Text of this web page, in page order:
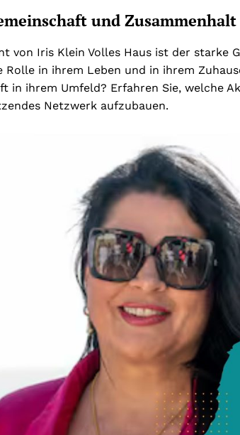
und Zusammenhalt
von Iris Klein Volles Haus ist der starke
Rolle in ihrem Leben und in ihrem
in ihrem Umfeld? Erfahren Sie, welche
Netzwerk aufzubauen.